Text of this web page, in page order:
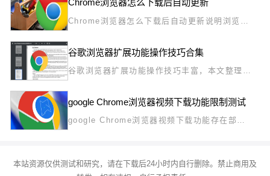
Chrome浏览器怎么下载后自动更新
Chrome浏览器怎么下载后自动更新说明浏览器
的自动升级机制及用户控制方法。
谷歌浏览器扩展功能操作技巧合集
谷歌浏览器扩展功能操作技巧丰富，本文整理合
集分享实用方法，帮助用户高效掌握插件功能，
提高浏览效率和操作便捷性。
google Chrome浏览器视频下载功能限制测试
google Chrome浏览器视频下载功能存在部分
限制。测试分析帮助用户了解可行方案，优化视
本站资源仅供测试和研究，请在下载后24小时内自行删除。禁止商用及